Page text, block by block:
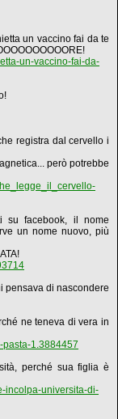
un vaccino fai da te
un-vaccino-fai-da-
registra dal cervello i
però potrebbe
su facebook, il nome
un nome nuovo, più
pensava di nascondere
ne teneva di vera in
1.3884457
perché sua figlia è
incolpa-universita-di-